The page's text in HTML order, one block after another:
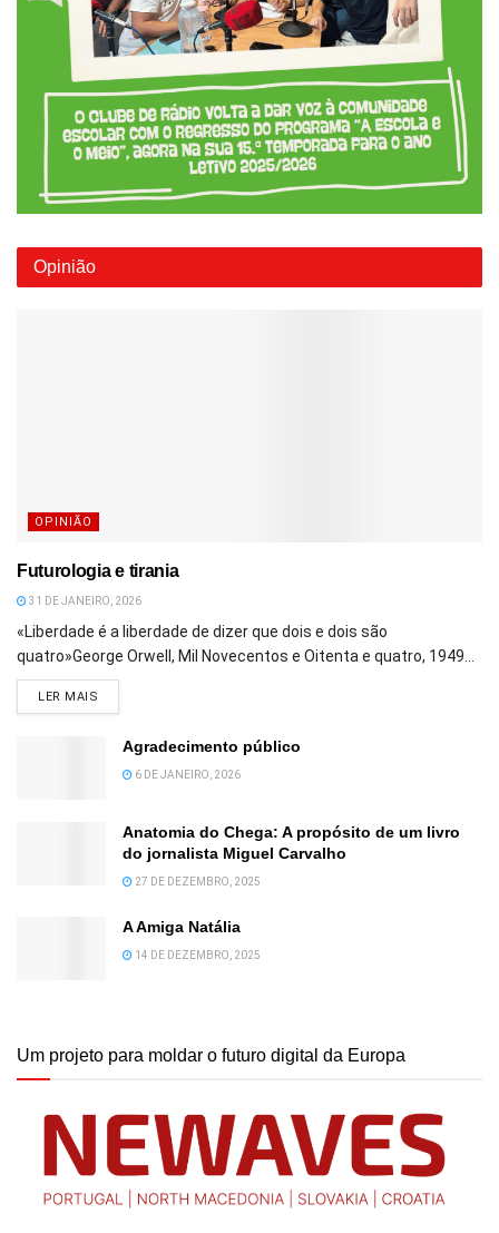
Opinião
OPINIÃO
Futurologia e tirania
31 DE JANEIRO, 2026
«Liberdade é a liberdade de dizer que dois e dois são
quatro»George Orwell, Mil Novecentos e Oitenta e quatro, 1949...
LER MAIS
Agradecimento público
6 DE JANEIRO, 2026
Anatomia do Chega: A propósito de um livro
do jornalista Miguel Carvalho
27 DE DEZEMBRO, 2025
A Amiga Natália
14 DE DEZEMBRO, 2025
Um projeto para moldar o futuro digital da Europa